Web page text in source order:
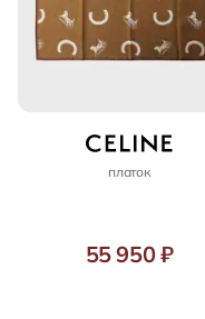
платок
55 950 ₽